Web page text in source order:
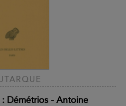
: Démétrios - Antoine